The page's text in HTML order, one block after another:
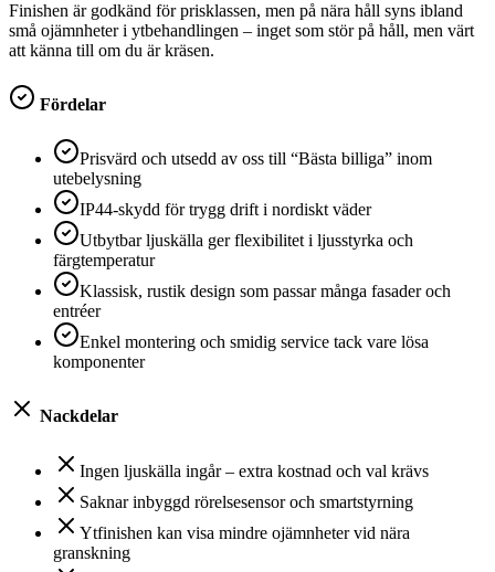
Finishen är godkänd för prisklassen, men på nära håll syns ibland
små ojämnheter i ytbehandlingen – inget som stör på håll, men värt
att känna till om du är kräsen.
Fördelar
Prisvärd och utsedd av oss till “Bästa billiga” inom
utebelysning
IP44-skydd för trygg drift i nordiskt väder
Utbytbar ljuskälla ger flexibilitet i ljusstyrka och
färgtemperatur
Klassisk, rustik design som passar många fasader och
entréer
Enkel montering och smidig service tack vare lösa
komponenter
Nackdelar
Ingen ljuskälla ingår – extra kostnad och val krävs
Saknar inbyggd rörelsesensor och smartstyrning
Ytfinishen kan visa mindre ojämnheter vid nära
granskning